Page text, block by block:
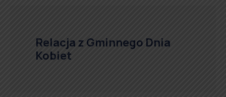
Relacja z Gminnego Dnia
Kobiet